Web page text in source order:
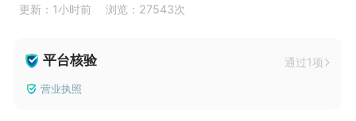
更新：1小时前 浏览：27543次
平台核验 通过1项
营业执照